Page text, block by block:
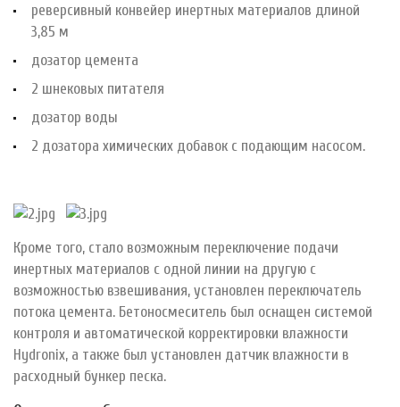
реверсивный конвейер инертных материалов длиной
3,85 м
дозатор цемента
2 шнековых питателя
дозатор воды
2 дозатора химических добавок с подающим насосом.
Кроме того, стало возможным переключение подачи
инертных материалов с одной линии на другую с
возможностью взвешивания, установлен переключатель
потока цемента. Бетоносмеситель был оснащен системой
контроля и автоматической корректировки влажности
Hydronix, а также был установлен датчик влажности в
расходный бункер песка.